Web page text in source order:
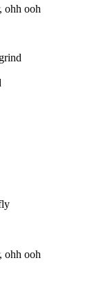
ohh ooh
ohh ooh